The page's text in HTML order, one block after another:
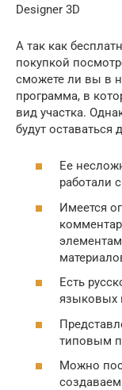
Designer 3D
А так как
покупкой
сможете ли вы в
программа, в
вид участка.
будут
Ее
работали
Имеется
Есть
языковых
типовым
Можно